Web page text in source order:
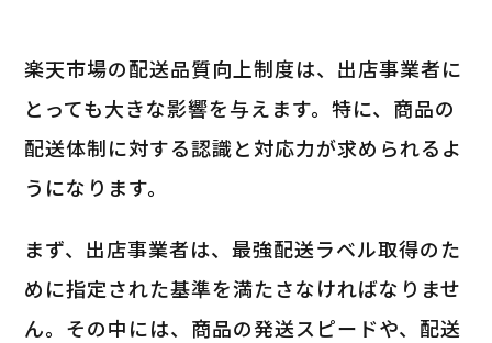
楽天市場の配送品質向上制度は、出店事業者に
とっても大きな影響を与えます。特に、商品の
配送体制に対する認識と対応力が求められるよ
うになります。
まず、出店事業者は、最強配送ラベル取得のた
めに指定された基準を満たさなければなりませ
ん。その中には、商品の発送スピードや、配送